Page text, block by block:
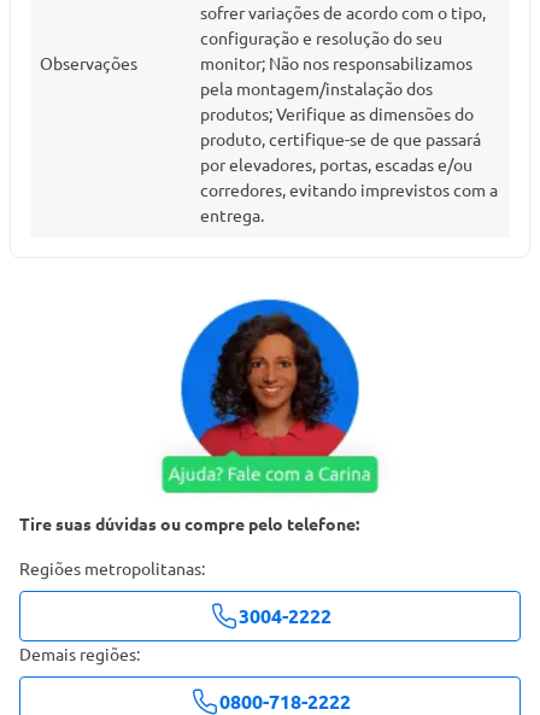
Observações
sofrer variações de acordo com o tipo,
configuração e resolução do seu
monitor; Não nos responsabilizamos
pela montagem/instalação dos
produtos; Verifique as dimensões do
produto, certifique-se de que passará
por elevadores, portas, escadas e/ou
corredores, evitando imprevistos com a
entrega.
Tire suas dúvidas ou compre pelo telefone:
Regiões metropolitanas:
3004-2222
Demais regiões:
0800-718-2222